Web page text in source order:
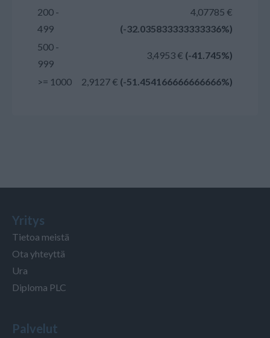
200 -
499
4,07785 €
(-32.035833333333336%)
500 -
999
3,4953 € (-41.745%)
>= 1000 2,9127 € (-51.454166666666666%)
Yritys
Tietoa meistä
Ota yhteyttä
Ura
Diploma PLC
Palvelut